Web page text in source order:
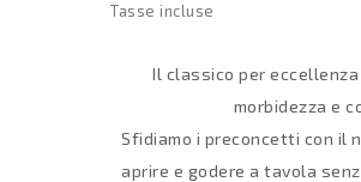
Tasse incluse
Il classico per
morbidezza e
Sfidiamo i preconcetti con il
aprire e godere a tavola